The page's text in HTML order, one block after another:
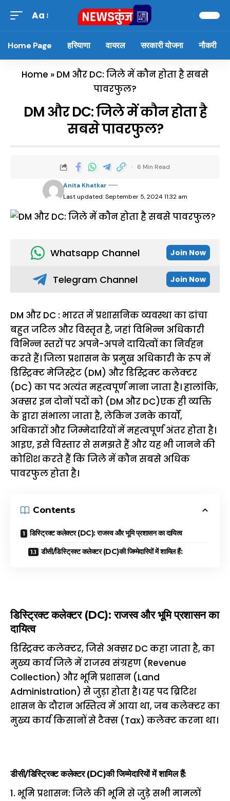
Aa
Home Page हरियाणा वायरल सरकारी योजना नौकरी
Home » DM और DC: जिले में कौन होता है सबसे
पावरफुल?
DM और DC: जिले में कौन होता है
सबसे पावरफुल?
Last updated: September 5, 2024 11:32 am
Anita Khatkar
6 Min Read
Whatsapp Channel Join Now
Telegram Channel Join Now
DM और DC : भारत में प्रशासनिक व्यवस्था का ढांचा
बहुत जटिल और विस्तृत है, जहां विभिन्न अधिकारी
विभिन्न स्तरों पर अपने-अपने दायित्वों का निर्वहन
करते हैं। जिला प्रशासन के प्रमुख अधिकारी के रूप में
डिस्ट्रिक्ट मेजिस्ट्रेट (DM) और डिस्ट्रिक्ट कलेक्टर
(DC) का पद अत्यंत महत्वपूर्ण माना जाता है। हालांकि,
अक्सर इन दोनों पदों को (DM और DC)एक ही व्यक्ति
के द्वारा संभाला जाता है, लेकिन उनके कार्यों,
अधिकारों और जिम्मेदारियों में महत्वपूर्ण अंतर होता है।
आइए, इसे विस्तार से समझते हैं और यह भी जानने की
कोशिश करते हैं कि जिले में कौन सबसे अधिक
पावरफुल होता है।
Contents
डिस्ट्रिक्ट कलेक्टर (DC): राजस्व और भूमि प्रशासन का दायित्व
डीसी/डिस्ट्रिक्ट कलेक्टर (DC)की जिम्मेदारियों में शामिल हैं:
डिस्ट्रिक्ट कलेक्टर (DC): राजस्व और भूमि प्रशासन का
दायित्व
डिस्ट्रिक्ट कलेक्टर, जिसे अक्सर DC कहा जाता है, का
मुख्य कार्य जिले में राजस्व संग्रहण (Revenue
Collection) और भूमि प्रशासन (Land
Administration) से जुड़ा होता है। यह पद ब्रिटिश
शासन के दौरान अस्तित्व में आया था, जब कलेक्टर का
मुख्य कार्य किसानों से टैक्स (Tax) कलेक्ट करना था।
डीसी/डिस्ट्रिक्ट कलेक्टर (DC)की जिम्मेदारियों में शामिल हैं:
1. भूमि प्रशासन: जिले की भूमि से जुड़े सभी मामलों